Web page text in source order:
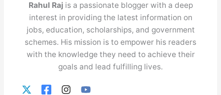
Rahul Raj is a passionate blogger with a deep
interest in providing the latest information on
jobs, education, scholarships, and government
schemes. His mission is to empower his readers
with the knowledge they need to achieve their
goals and lead fulfilling lives.